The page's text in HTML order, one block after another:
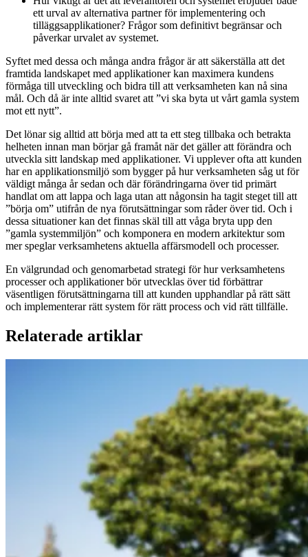
ett urval av alternativa partner för implementering och
tilläggsapplikationer? Frågor som definitivt begränsar och
påverkar urvalet av systemet.
Syftet med dessa och många andra frågor är att säkerställa att det
framtida landskapet med applikationer kan maximera kundens
förmåga till utveckling och bidra till att verksamheten kan nå sina
mål. Och då är inte alltid svaret att ”vi ska byta ut vårt gamla system
mot ett nytt”.
Det lönar sig alltid att börja med att ta ett steg tillbaka och betrakta
helheten innan man börjar gå framåt när det gäller att förändra och
utveckla sitt landskap med applikationer. Vi upplever ofta att kunden
har en applikationsmiljö som bygger på hur verksamheten såg ut för
väldigt många år sedan och där förändringarna över tid primärt
handlat om att lappa och laga utan att någonsin ha tagit steget till att
”börja om” utifrån de nya förutsättningar som råder över tid. Och i
dessa situationer kan det finnas skäl till att våga bryta upp den
”gamla systemmiljön” och komponera en modern arkitektur som
mer speglar verksamhetens aktuella affärsmodell och processer.
En välgrundad och genomarbetad strategi för hur verksamhetens
processer och applikationer bör utvecklas över tid förbättrar
väsentligen förutsättningarna till att kunden upphandlar på rätt sätt
och implementerar rätt system för rätt process och vid rätt tillfälle.
Relaterade artiklar